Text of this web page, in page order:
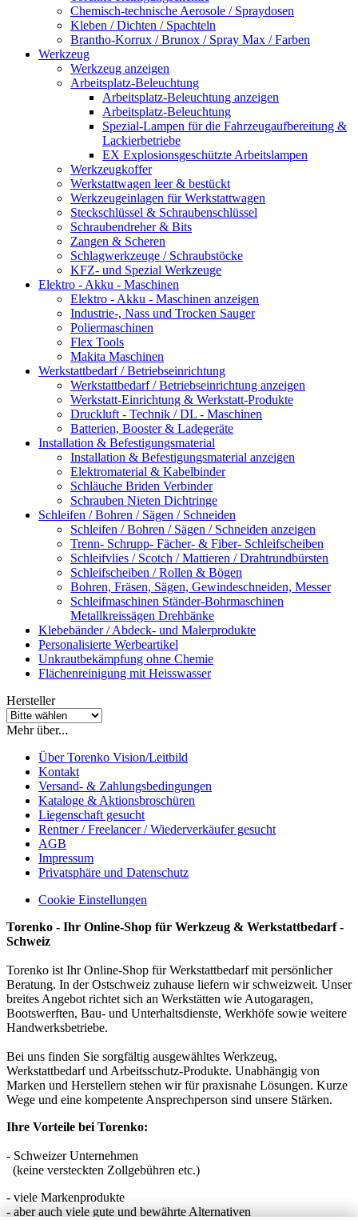
Chemisch-technische Aerosole / Spraydosen
Kleben / Dichten / Spachteln
Brantho-Korrux / Brunox / Spray Max / Farben
Werkzeug
Werkzeug anzeigen
Arbeitsplatz-Beleuchtung
Arbeitsplatz-Beleuchtung anzeigen
Arbeitsplatz-Beleuchtung
Spezial-Lampen für die Fahrzeugaufbereitung &
Lackierbetriebe
EX Explosionsgeschützte Arbeitslampen
Werkzeugkoffer
Werkstattwagen leer & bestückt
Werkzeugeinlagen für Werkstattwagen
Steckschlüssel & Schraubenschlüssel
Schraubendreher & Bits
Zangen & Scheren
Schlagwerkzeuge / Schraubstöcke
KFZ- und Spezial Werkzeuge
Elektro - Akku - Maschinen
Elektro - Akku - Maschinen anzeigen
Industrie-, Nass und Trocken Sauger
Poliermaschinen
Flex Tools
Makita Maschinen
Werkstattbedarf / Betriebseinrichtung
Werkstattbedarf / Betriebseinrichtung anzeigen
Werkstatt-Einrichtung & Werkstatt-Produkte
Druckluft - Technik / DL - Maschinen
Batterien, Booster & Ladegeräte
Installation & Befestigungsmaterial
Installation & Befestigungsmaterial anzeigen
Elektromaterial & Kabelbinder
Schläuche Briden Verbinder
Schrauben Nieten Dichtringe
Schleifen / Bohren / Sägen / Schneiden
Schleifen / Bohren / Sägen / Schneiden anzeigen
Trenn- Schrupp- Fächer- & Fiber- Schleifscheiben
Schleifvlies / Scotch / Mattieren / Drahtrundbürsten
Schleifscheiben / Rollen & Bögen
Bohren, Fräsen, Sägen, Gewindeschneiden, Messer
Schleifmaschinen Ständer-Bohrmaschinen
Metallkreissägen Drehbänke
Klebebänder / Abdeck- und Malerprodukte
Personalisierte Werbeartikel
Unkrautbekämpfung ohne Chemie
Flächenreinigung mit Heisswasser
Hersteller
Mehr über...
Über Torenko Vision/Leitbild
Kontakt
Versand- & Zahlungsbedingungen
Kataloge & Aktionsbroschüren
Liegenschaft gesucht
Rentner / Freelancer / Wiederverkäufer gesucht
AGB
Impressum
Privatsphäre und Datenschutz
Cookie Einstellungen
Torenko - Ihr Online-Shop für Werkzeug & Werkstattbedarf -
Schweiz
Torenko ist Ihr Online-Shop für Werkstattbedarf mit persönlicher
Beratung. In der Ostschweiz zuhause liefern wir schweizweit. Unser
breites Angebot richtet sich an Werkstätten wie Autogaragen,
Bootswerften, Bau- und Unterhaltsdienste, Werkhöfe sowie weitere
Handwerksbetriebe.
Bei uns finden Sie sorgfältig ausgewähltes Werkzeug,
Werkstattbedarf und Arbeitsschutz-Produkte. Unabhängig von
Marken und Herstellern stehen wir für praxisnahe Lösungen. Kurze
Wege und eine kompetente Ansprechperson sind unsere Stärken.
Ihre Vorteile bei Torenko:
- Schweizer Unternehmen
(keine versteckten Zollgebühren etc.)
- viele Markenprodukte
- aber auch viele gute und bewährte Alternativen